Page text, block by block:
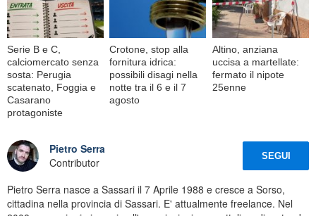
Serie B e C,
calciomercato senza
sosta: Perugia
scatenato, Foggia e
Casarano
protagoniste
Crotone, stop alla
fornitura idrica:
possibili disagi nella
notte tra il 6 e il 7
agosto
Altino, anziana
uccisa a martellate:
fermato il nipote
25enne
Pietro Serra
Contributor
SEGUI
Pietro Serra nasce a Sassari il 7 Aprile 1988 e cresce a Sorso,
cittadina nella provincia di Sassari. E' attualmente freelance. Nel